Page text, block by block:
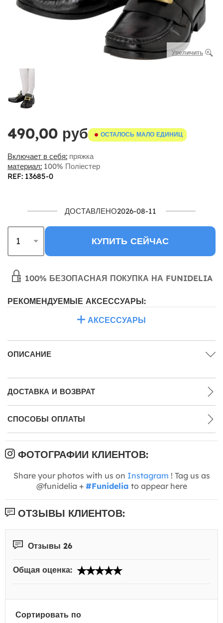
Увеличить
490,00 руб ОСТАЛОСЬ МАЛО ЕДИНИЦ
Включает в себя: пряжка
материал: 100% Поліестер
REF: 13685-0
ДОСТАВЛЕНО2026-08-11
КУПИТЬ СЕЙЧАС
100% БЕЗОПАСНАЯ ПОКУПКА НА FUNIDELIA
РЕКОМЕНДУЕМЫЕ АКСЕССУАРЫ:
АКСЕССУАРЫ
ОПИСАНИЕ
ДОСТАВКА И ВОЗВРАТ
СПОСОБЫ ОПЛАТЫ
ФОТОГРАФИИ КЛИЕНТОВ:
Share your photos with us on Instagram ! Tag us as
@funidelia + #Funidelia to appear here
ОТЗЫВЫ КЛИЕНТОВ:
Отзывы 26
Общая оценка:
Сортировать по